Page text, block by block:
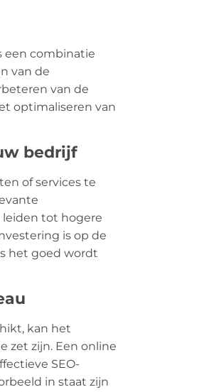
een combinatie
van de
van de
optimaliseren van
bedrijf
of services te
leiden tot hogere
is op de
het goed wordt
kan het
zet zijn. Een online
SEO-
in staat zijn